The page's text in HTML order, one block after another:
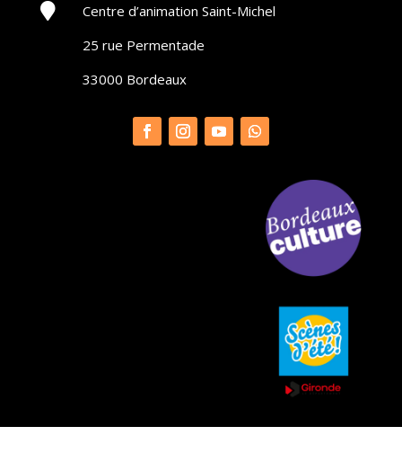

Centre d’animation Saint-Michel
25 rue Permentade
33000 Bordeaux